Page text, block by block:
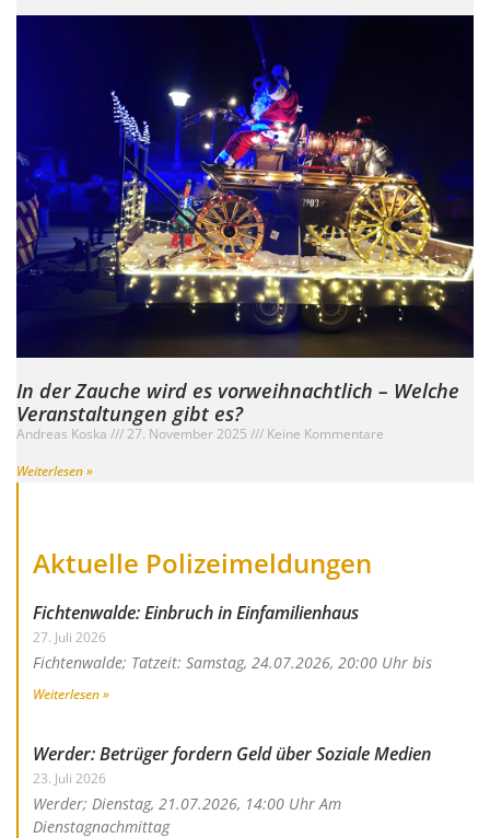
In der Zauche wird es vorweihnachtlich – Welche
Veranstaltungen gibt es?
Andreas Koska 27. November 2025
Keine Kommentare
Weiterlesen »
Aktuelle Polizeimeldungen
Fichtenwalde: Einbruch in Einfamilienhaus
27. Juli 2026
Fichtenwalde; Tatzeit: Samstag, 24.07.2026, 20:00 Uhr bis
Weiterlesen »
Werder: Betrüger fordern Geld über Soziale Medien
23. Juli 2026
Werder; Dienstag, 21.07.2026, 14:00 Uhr Am
Dienstagnachmittag